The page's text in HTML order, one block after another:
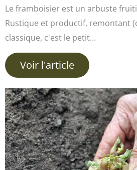
Le framboisier est un arbuste
Rustique et productif, remontant
classique, c'est le petit…
Voir l'article